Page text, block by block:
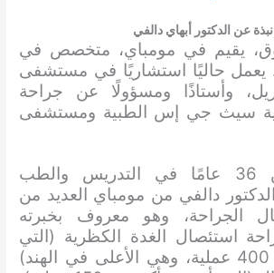
نبذة عن الدكتور أبهاي دالفي
يقيم في مومباي، متخصص في
يعمل حاليًا استشاريًا في مستشفى
وأستاذًا ومسؤولًا عن جراحة
سيث جي إس الطبية ومستشفى
بخبرة تزيد عن 36 عامًا في التدريس والطب
دالفي من مومباي العديد من
الجراحة، وهو معروف بخبرته
استئصال الغدة الكظرية (التي
أجريت أكثر من 400 عملية، وهي الأعلى في الهند)